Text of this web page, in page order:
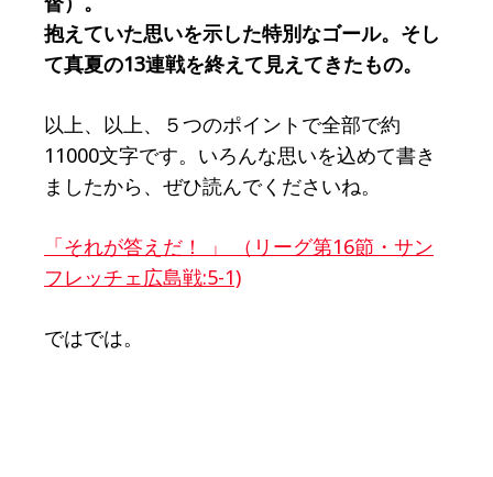
抱えていた思いを示した特別なゴール。そし
て真夏の13連戦を終えて見えてきたもの。
以上、以上、５つのポイントで全部で約
11000文字です。いろんな思いを込めて書き
ましたから、ぜひ読んでくださいね。
「それが答えだ！ 」 （リーグ第16節・サン
フレッチェ広島戦:5-1)
ではでは。